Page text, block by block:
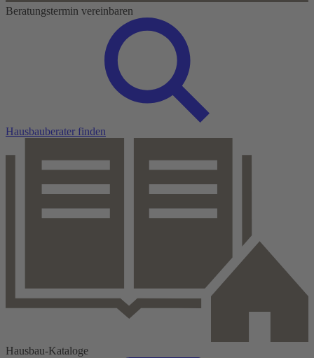
Beratungstermin vereinbaren
Hausbauberater finden
Hausbau-Kataloge